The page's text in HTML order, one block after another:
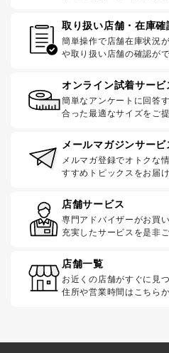
取り扱い店舗・在庫確
簡単操作で店舗在庫状況
や取り扱い店舗の確認がで
オンライン試着サー
簡単なアンケートに回答
合った最適なサイズをご提
メールマガジンサービ
メルマガ登録でオトクな
すすめトピックスをお届け
店舗サービス
専門アドバイザーがお買
充実したサービスを是非
店舗一覧
お近くの店舗がすぐに見つ
住所や営業時間はこちら